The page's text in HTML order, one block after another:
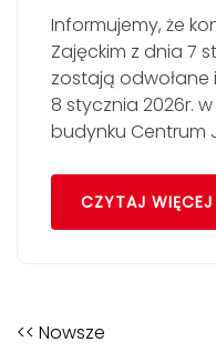
Informujemy, że
Zajęckim z dnia 7
zostają odwołane
8 stycznia 2026r.
budynku Centrum
CZYTAJ WIĘCEJ
<< Nowsze